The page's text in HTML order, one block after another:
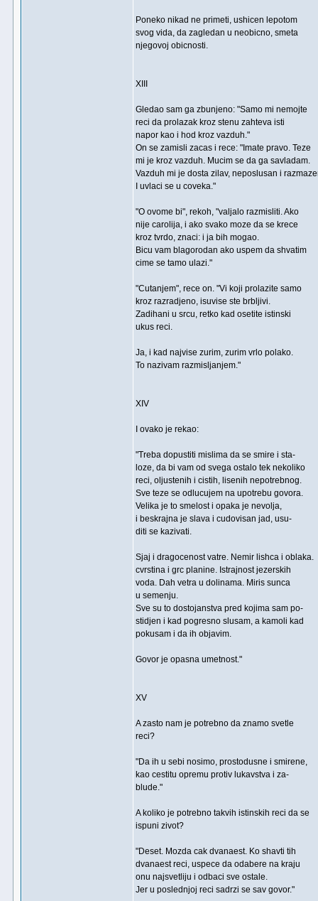
Poneko nikad ne primeti, ushicen lepotom
svog vida, da zagledan u neobicno, smeta
njegovoj obicnosti.
XIII
Gledao sam ga zbunjeno: "Samo mi nemojte
reci da prolazak kroz stenu zahteva isti
napor kao i hod kroz vazduh."
On se zamisli zacas i rece: "Imate pravo. Teze
mi je kroz vazduh. Mucim se da ga savladam.
Vazduh mi je dosta zilav, neposlusan i
I uvlaci se u coveka."
"O ovome bi", rekoh, "valjalo razmisliti. Ako
nije carolija, i ako svako moze da se krece
kroz tvrdo, znaci: i ja bih mogao.
Bicu vam blagorodan ako uspem da shvatim
cime se tamo ulazi."
"Cutanjem", rece on. "Vi koji prolazite samo
kroz razradjeno, isuvise ste brbljivi.
Zadihani u srcu, retko kad osetite istinski
ukus reci.
Ja, i kad najvise zurim, zurim vrlo polako.
To nazivam razmisljanjem."
XIV
I ovako je rekao:
"Treba dopustiti mislima da se smire i sta-
loze, da bi vam od svega ostalo tek nekoliko
reci, oljustenih i cistih, lisenih nepotrebnog.
Sve teze se odlucujem na upotrebu govora.
Velika je to smelost i opaka je nevolja,
i beskrajna je slava i cudovisan jad, usu-
diti se kazivati.
Sjaj i dragocenost vatre. Nemir lishca i oblaka.
cvrstina i grc planine. Istrajnost jezerskih
voda. Dah vetra u dolinama. Miris sunca
u semenju.
Sve su to dostojanstva pred kojima sam po-
stidjen i kad pogresno slusam, a kamoli kad
pokusam i da ih objavim.
Govor je opasna umetnost."
XV
A zasto nam je potrebno da znamo svetle
reci?
"Da ih u sebi nosimo, prostodusne i smirene,
kao cestitu opremu protiv lukavstva i za-
blude."
A koliko je potrebno takvih istinskih reci da se
ispuni zivot?
"Deset. Mozda cak dvanaest. Ko shavti tih
dvanaest reci, uspece da odabere na kraju
onu najsvetliju i odbaci sve ostale.
Jer u poslednjoj reci sadrzi se sav govor."